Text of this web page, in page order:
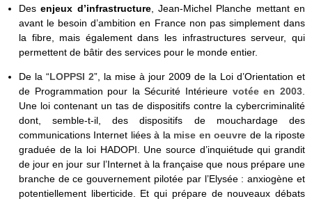
Desenjeux d’infrastructure, Jean-Michel Planche mettant en
avant le besoin d’ambition en France non pas simplement dans
la fibre, mais également dans les infrastructures serveur, qui
permettent de bâtir des services pour le monde entier.
De la “LOPPSI 2”, la mise à jour 2009 de la Loi d’Orientation et
de Programmation pour la Sécurité Intérieure votée en 2003
Une loi contenant un tas de dispositifs contre la cybercriminalité
dont, semble-t-il, des dispositifs de mouchardage des
communications Internet liées à la mise en oeuvre de la riposte
graduée de la loi HADOPI. Une source d’inquiétude qui grandit
de jour en jour sur l’Internet à la française que nous prépare une
branche de ce gouvernement pilotée par l’Elysée : anxiogène et
potentiellement liberticide. Et qui prépare de nouveaux débats